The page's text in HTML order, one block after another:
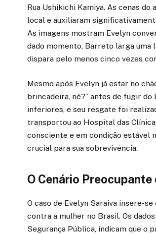
Rua Ushikichi Kamiya. As cenas
local e auxiliaram
As imagens mostram Evelyn
dado momento, Barreto larga uma
dispara pelo menos cinco vezes
Mesmo após Evelyn já estar no
brincadeira, né?” antes de fugir
inferiores, e seu resgate foi
transportou ao Hospital das
consciente e em condição estável
crucial para sua sobrevivência.
O Cenário
O caso de Evelyn Saraiva insere-
contra a mulher no Brasil. Os
Segurança Pública, indicam que o